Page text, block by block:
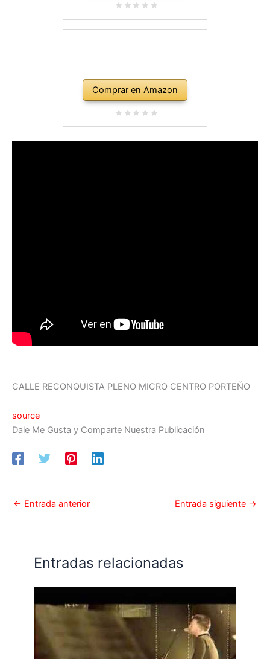
Comprar en Amazon
CALLE RECONQUISTA PLENO MICRO CENTRO PORTEÑO
source
Dale Me Gusta y Comparte Nuestra Publicación
← Entrada anterior Entrada siguiente →
Entradas relacionadas